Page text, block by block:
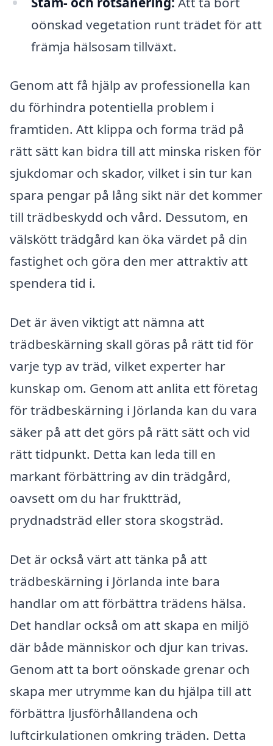
oönskad vegetation runt trädet för att
främja hälsosam tillväxt.
Genom att få hjälp av professionella kan
du förhindra potentiella problem i
framtiden. Att klippa och forma träd på
rätt sätt kan bidra till att minska risken för
sjukdomar och skador, vilket i sin tur kan
spara pengar på lång sikt när det kommer
till trädbeskydd och vård. Dessutom, en
välskött trädgård kan öka värdet på din
fastighet och göra den mer attraktiv att
spendera tid i.
Det är även viktigt att nämna att
trädbeskärning skall göras på rätt tid för
varje typ av träd, vilket experter har
kunskap om. Genom att anlita ett företag
för trädbeskärning i Jörlanda kan du vara
säker på att det görs på rätt sätt och vid
rätt tidpunkt. Detta kan leda till en
markant förbättring av din trädgård,
oavsett om du har fruktträd,
prydnadsträd eller stora skogsträd.
Det är också värt att tänka på att
trädbeskärning i Jörlanda inte bara
handlar om att förbättra trädens hälsa.
Det handlar också om att skapa en miljö
där både människor och djur kan trivas.
Genom att ta bort oönskade grenar och
skapa mer utrymme kan du hjälpa till att
förbättra ljusförhållandena och
luftcirkulationen omkring träden. Detta